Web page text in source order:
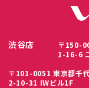
渋谷店
〒150-
1-16-6
〒101-0051 東京都千
2-10-31 IWビル1F